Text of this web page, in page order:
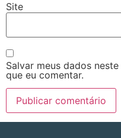
Site
Salvar meus dados
que eu comentar.